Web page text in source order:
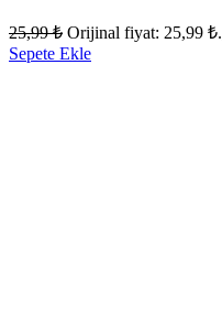
25,99₺ Orijinal fiyat: 25,99 ₺.
Sepete Ekle